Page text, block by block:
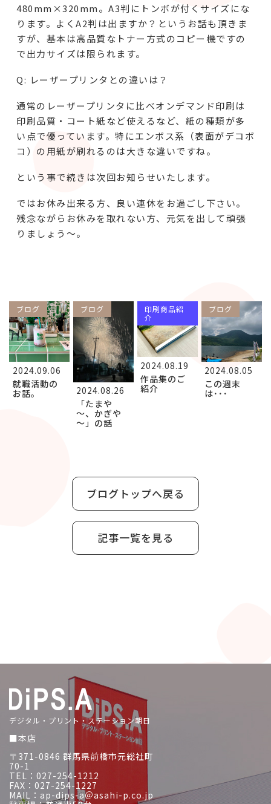
480mm×320mm。A3判にトンボが付くサイズにな
ります。よくA2判は出ますか？というお話も頂きま
すが、基本は高品質なトナー方式のコピー機ですの
で出力サイズは限られます。
Q: レーザープリンタとの違いは？
通常のレーザープリンタに比べオンデマンド印刷は
印刷品質・コート紙など使えるなど、紙の種類が多
い点で優っています。特にエンボス系（表面がデコボ
コ）の用紙が刷れるのは大きな違いですね。
という事で続きは次回お知らせいたします。
ではお休み出来る方、良い連休をお過ごし下さい。
残念ながらお休みを取れない方、元気を出して頑張
りましょう～。
ブログ
2024.09.06
就職活動の
お話。
ブログ
2024.08.26
「たまや
～、かぎや
～」の話
印刷商品紹
介
2024.08.19
作品集のご
紹介
ブログ
2024.08.05
この週末
は･･･
ブログトップへ戻る
記事一覧を見る
デジタル・プリント・ステーション朝日
■本店
〒371-0846 群馬県前橋市元総社町
70-1
TEL：027-254-1212
FAX：027-254-1227
MAIL：ap-dips-a＠asahi-p.co.jp